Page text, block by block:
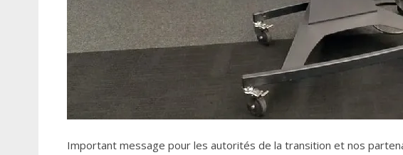
Important message pour les autorités de la transition et nos